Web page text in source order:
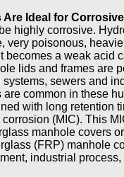
Ideal for
highly corrosive.
very poisonous,
becomes a weak acid
lids and frames are
sewers and
common in these
with long retention
(MIC). This
manhole covers
(FRP) manhole
industrial